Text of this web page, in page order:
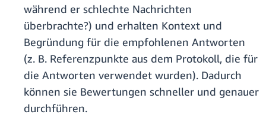
während er schlechte Nachrichten
überbrachte?) und erhalten Kontext und
Begründung für die empfohlenen Antworten
(z. B. Referenzpunkte aus dem Protokoll, die für
die Antworten verwendet wurden). Dadurch
können sie Bewertungen schneller und genauer
durchführen.